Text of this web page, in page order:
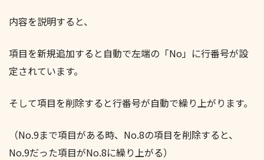
内容を説明すると、
項目を新規追加すると自動で左端の「No」に行番号が設
定されています。
そして項目を削除すると行番号が自動で繰り上がります。
（No.9まで項目がある時、No.8の項目を削除すると、
No.9だった項目がNo.8に繰り上がる）